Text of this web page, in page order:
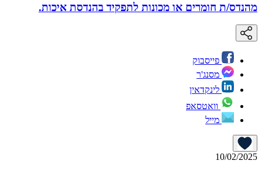
מהנדס/ת חומרים או מכונות לתפקיד בהנדסת איכות.
פייסבוק
מסנג'ר
לינקדאין
וואטסאפ
מייל
10/02/2025